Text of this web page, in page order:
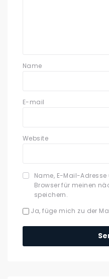
Name
E-mail
Website
Name, E-Mail-
Browser für meinen
speichern.
Ja, füge mich zu der